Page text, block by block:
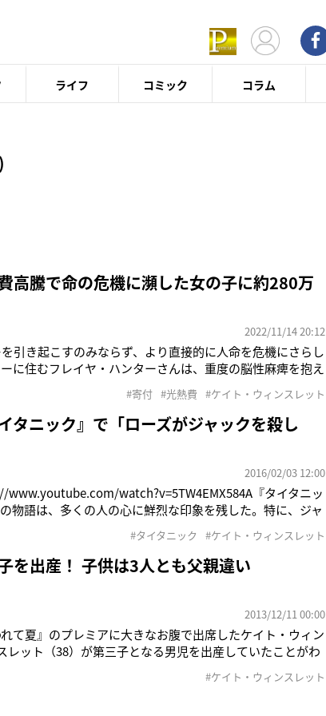
ライフ コミック コラム
騰で命の危機に瀕した女の子に約280万
2022/11/14 20:12
引き起こすのみならず、より直接的に人命を危機にさらし
に住むフレイヤ・ハンターさんは、重度の脳性麻痺を抱え
ンさんがBBCに語ったところによると、フレイヤさんの
#寄付 #光熱費 #ケイト・ウィンスレット
タニック』で「ローズがジャックを殺し
2016/02/03 12:00
watch?v=5TW4EMX584A『タイタニッ
物語は、多くの人の心に鮮烈な印象を残した。特に、ジャ
いる。しかし、あのシーンを見て
#タイタニック #ケイト・ウィンスレット
を出産！ 子供は3人とも父親違い
2013/12/11 00:00
て夏』のプレミアに大きなお腹で出席したケイト・ウィン
レット（38）が第三子となる男児を出産していたことがわ
との間に長男ジョー（10）を授かり、今回は昨年12月に結
#ケイト・ウィンスレット